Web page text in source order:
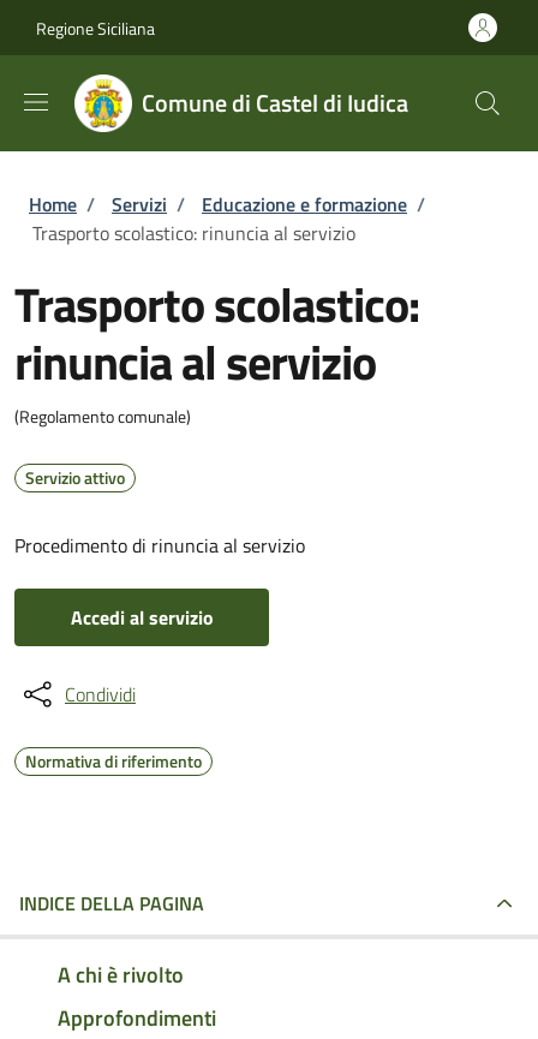
Regione Siciliana
Comune di Castel di Iudica
Briciole di pane
Home / Servizi / Educazione e formazione /
Trasporto scolastico: rinuncia al servizio
Trasporto scolastico:
rinuncia al servizio
(Regolamento comunale)
Servizio attivo
Procedimento di rinuncia al servizio
Accedi al servizio
Condividi
Normativa di riferimento
INDICE DELLA PAGINA
A chi è rivolto
Approfondimenti